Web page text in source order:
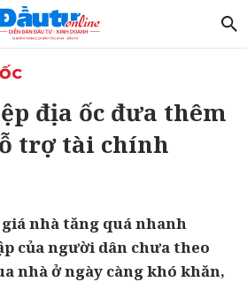
địa ốc đưa thêm
trợ tài chính
nhà tăng quá nhanh
của người dân chưa theo
nhà ở ngày càng khó khăn,